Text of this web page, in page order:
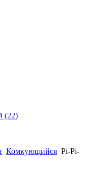
(22)
Комкующийся Pi-Pi-